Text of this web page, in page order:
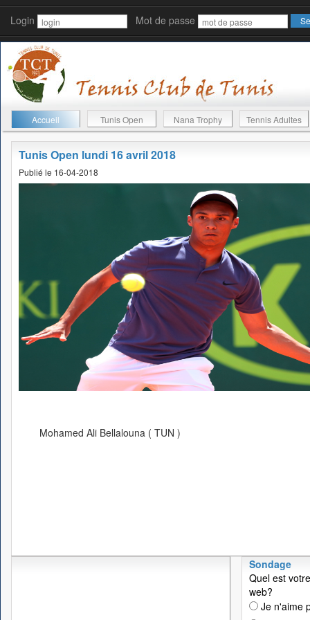
Login Mot de passe
Accueil Tunis Open Nana Trophy Tennis Adultes
Tunis Open lundi 16 avril 2018
Publié le 16-04-2018
Mohamed Ali Bellalouna ( TUN )
Sondage
Quel est
web?
Je n'aime